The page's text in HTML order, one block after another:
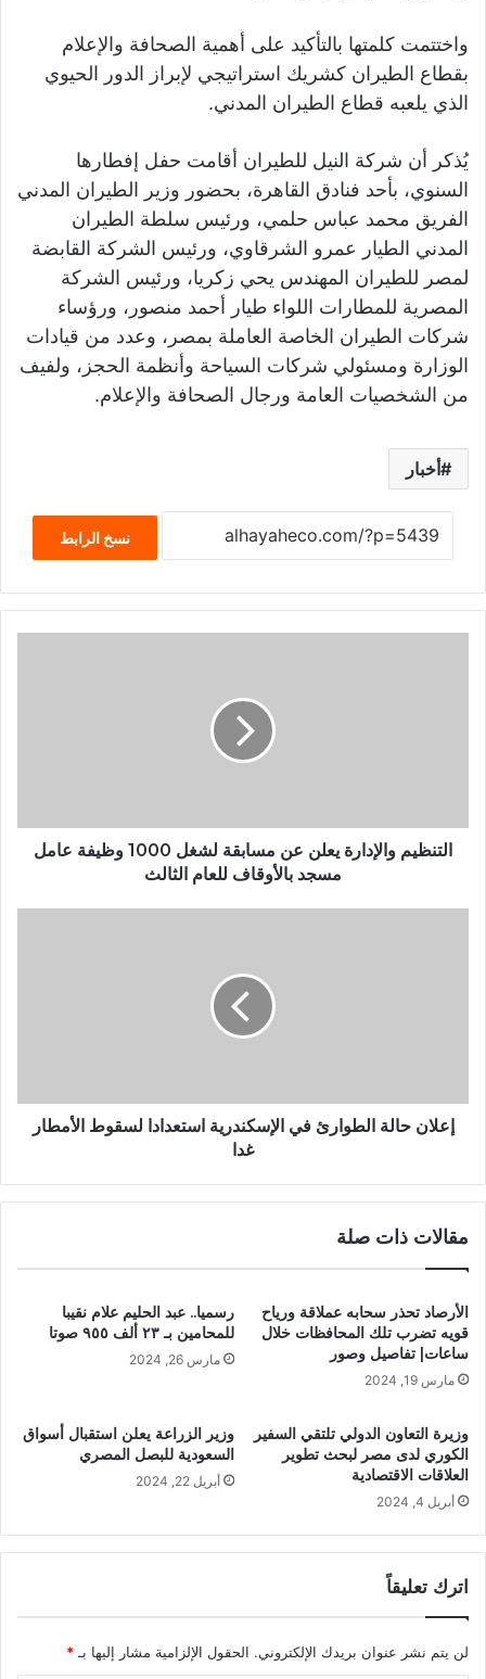
واختتمت كلمتها بالتأكيد على أهمية الصحافة والإعلام
بقطاع الطيران كشريك استراتيجي لإبراز الدور الحيوي
الذي يلعبه قطاع الطيران المدني.
يُذكر أن شركة النيل للطيران أقامت حفل إفطارها
السنوي، بأحد فنادق القاهرة، بحضور وزير الطيران المدني
الفريق محمد عباس حلمي، ورئيس سلطة الطيران
المدني الطيار عمرو الشرقاوي، ورئيس الشركة القابضة
لمصر للطيران المهندس يحي زكريا، ورئيس الشركة
المصرية للمطارات اللواء طيار أحمد منصور، ورؤساء
شركات الطيران الخاصة العاملة بمصر، وعدد من قيادات
الوزارة ومسئولي شركات السياحة وأنظمة الحجز، ولفيف
من الشخصيات العامة ورجال الصحافة والإعلام.
أخبار
نسخ الرابط
التنظيم والإدارة يعلن عن مسابقة لشغل 1000 وظيفة عامل
مسجد بالأوقاف للعام الثالث
إعلان حالة الطوارئ في الإسكندرية استعدادا لسقوط الأمطار
غدا
مقالات ذات صلة
الأرصاد تحذر سحابه عملاقة ورياح
قويه تضرب تلك المحافظات خلال
ساعات| تفاصيل وصور
مارس 19, 2024
رسميا.. عبد الحليم علام نقيبا
للمحامين بـ ٢٣ ألف ٩٥٥ صوتا
مارس 26, 2024
وزيرة التعاون الدولي تلتقي السفير
الكوري لدى مصر لبحث تطوير
العلاقات الاقتصادية
أبريل 4, 2024
وزير الزراعة يعلن استقبال أسواق
السعودية للبصل المصري
أبريل 22, 2024
اترك تعليقاً
لن يتم نشر عنوان بريدك الإلكتروني. الحقول الإلزامية مشار إليها بـ *